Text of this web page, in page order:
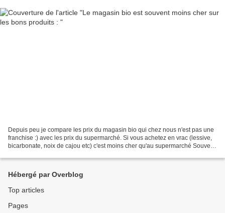
Depuis peu je compare les prix du magasin bio qui chez nous n'est pas une
franchise :) avec les prix du supermarché. Si vous achetez en vrac (lessive,
bicarbonate, noix de cajou etc) c'est moins cher qu'au supermarché Souvent
Hébergé par Overblog
Top articles
Pages